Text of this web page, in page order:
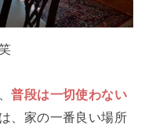
普段は一切使わない
、家の一番良い場所